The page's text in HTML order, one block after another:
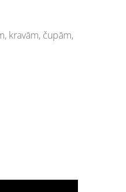
kravām, čupām,